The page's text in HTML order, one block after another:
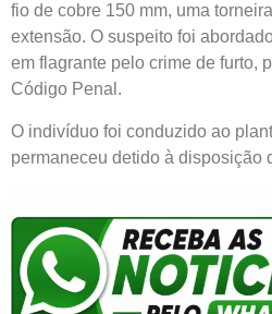
fio de cobre 150 mm, uma
extensão. O suspeito foi
em flagrante pelo crime de furto,
Código Penal.
O indivíduo foi conduzido ao
permaneceu detido à disposição